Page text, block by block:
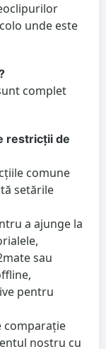
unde este
complet
restricții de
comune
setările
a ajunge la
sau
pentru
comparație
nostru cu